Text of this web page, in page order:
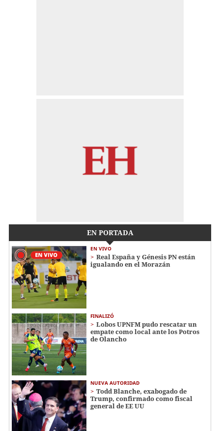
EN PORTADA
EN VIVO
Real España y Génesis PN están
igualando en el Morazán
FINALIZÓ
Lobos UPNFM pudo rescatar un
empate como local ante los Potros
de Olancho
NUEVA AUTORIDAD
Todd Blanche, exabogado de
Trump, confirmado como fiscal
general de EE UU